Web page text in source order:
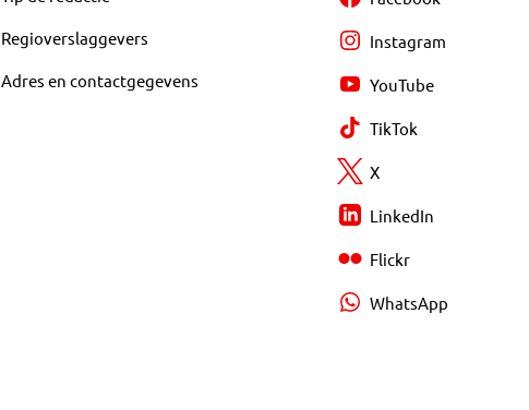
Regioverslaggevers
Adres en contactgegevens
Instagram
YouTube
TikTok
X
LinkedIn
Flickr
WhatsApp